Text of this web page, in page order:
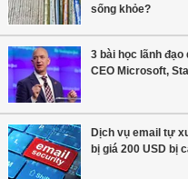
sống khỏe?
3 bài học lãnh
CEO Microsoft,
Dịch vụ email tự
bị giá 200 USD bị